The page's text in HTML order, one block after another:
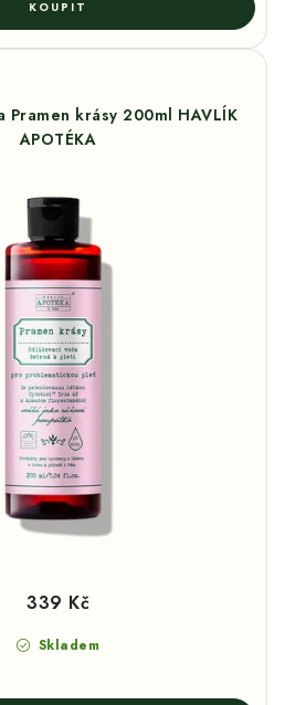
Pramen krásy 200ml HAVLÍK
APOTÉKA
Skladem
339 Kč